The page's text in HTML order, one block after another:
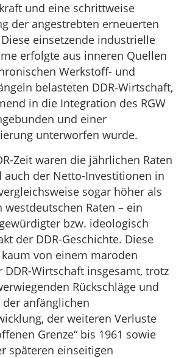
und eine schrittweise
der angestrebten erneuerten
einsetzende industrielle
erfolgte aus inneren Quellen
Werkstoff- und
belasteten DDR-Wirtschaft,
in die Integration des RGW
und einer
unterworfen wurde.
Zeit waren die jährlichen Raten
auch der Netto-Investitionen in
sogar höher als
westdeutschen Raten – ein
bzw. ideologisch
der DDR-Geschichte. Diese
kaum von einem maroden
DDR-Wirtschaft insgesamt, trotz
Rückschläge und
anfänglichen
der weiteren Verluste
Grenze“ bis 1961 sowie
späteren einseitigen